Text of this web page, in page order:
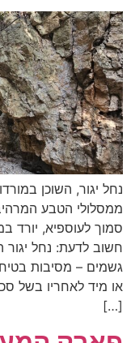
נחל יגור, השוכן
ממסלולי הטבע
סמוך לעוספיא, יורד
חשוב לדעת: נחל
גשמים – מסיבות
או מיד לאחריו בשל
[…]